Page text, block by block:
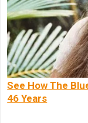
See How The
46 Years